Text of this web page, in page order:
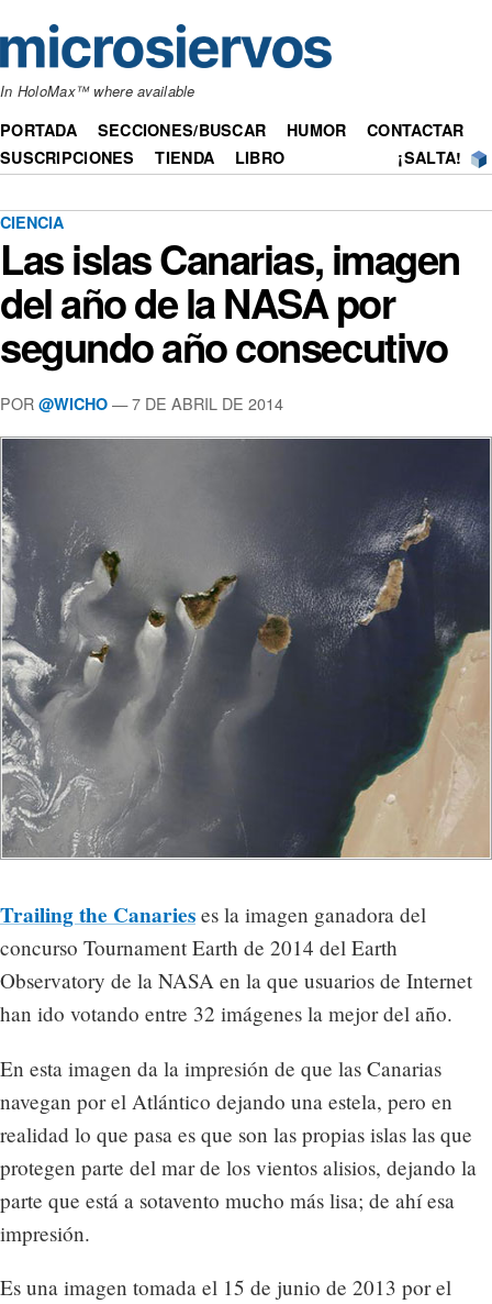
In HoloMax™ where available
PORTADA SECCIONES/BUSCAR HUMOR
CONTACTAR
SUSCRIPCIONES
TIENDA LIBRO ¡SALTA!
CIENCIA
Las islas Canarias, imagen
del año de la NASA por
segundo año consecutivo
POR @WICHO — 7 DE ABRIL DE 2014
Trailing the Canaries es la imagen ganadora del
concurso Tournament Earth de 2014 del Earth
Observatory de la NASA en la que usuarios de Internet
han ido votando entre 32 imágenes la mejor del año.
En esta imagen da la impresión de que las Canarias
navegan por el Atlántico dejando una estela, pero en
realidad lo que pasa es que son las propias islas las que
protegen parte del mar de los vientos alisios, dejando la
parte que está a sotavento mucho más lisa; de ahí esa
impresión.
Es una imagen tomada el 15 de junio de 2013 por el